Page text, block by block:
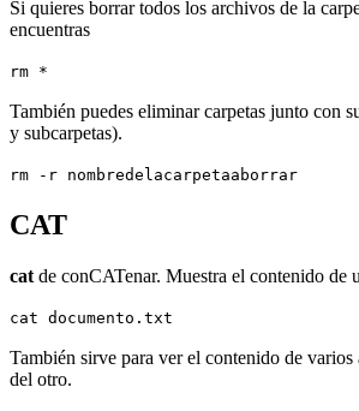
Si quieres borrar todos los archivos de la
encuentras
rm *
También puedes eliminar carpetas junto con
y subcarpetas).
rm -r nombredelacarpetaaborrar
CAT
cat de conCATenar. Muestra el contenido de
cat documento.txt
También sirve para ver el contenido de
del otro.